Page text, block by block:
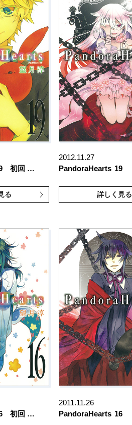
初回 …
る
2012.11.27
PandoraHearts 19
詳しく見る
初回 …
2011.11.26
PandoraHearts 16